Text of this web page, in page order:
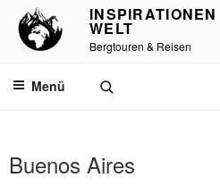
INSPIRATIONEN
WELT
Bergtouren & Reisen
Menü
Buenos Aires